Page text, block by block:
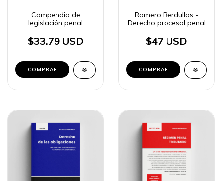
Compendio de
legislación penal
$33.79 USD
COMPRAR
Romero Berdullas -
Derecho procesal penal
$47 USD
COMPRAR